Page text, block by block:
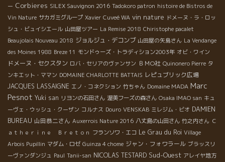
ー Corbieres SILEX Sauvignon 2016 Tadokoro patron histoire de Bistros de
Vin Nature サカガミグループ Xavier Cuveé WA vin nature ドメーヌ・ラ・ロッ
シュ・ビュイシエール 山田屋ツアー La Remise 2018 Chiristophe pacalet
Beaujolais Nouveau 2018 ジョルジュ・デコンブ 山田屋の矢島さん La Vendange
des Moines 1988 Breze 11 モンドゥーズ・トラディション2003年 オビ・ワイン
ドメーヌ・セクスタン ロバ・セリアのヴァンサン ＢＭО社 Quinonero Pierre タ
ンキエット・ママン DOMAINE CHARLOTTE BATTAIS レピュブリック広場
JACQUES LASSAIGNE エノ・コネクション 竹ちゃん Domaine MADA Marc
Pesnot Yuki san リヨンの石田さん 渥美フーズの森さん Osaka IMAO san キュ
ーヴェ・ウッシュ・クーザン コルナス Douro VENSKAB ミレジム・ビオ DAMIEN
BUREAU 山田恭二さん Auxerrois Nature 2016 八丈島の山田さん 竹之内さん Ｃ
ａｔｈｅｒｉｎｅ Ｂｒｅｔｏｎ フランソワ・エコ Le Grau du Roi Village
Arbois Pupillin マダム・ロゼ Guinza 4 chome ジャン・フォワラール ブラッスリ
ーヴァンダンジュ Paul Tanii-san NICOLAS TESTARD Sud-Ouest アレイヤ地方